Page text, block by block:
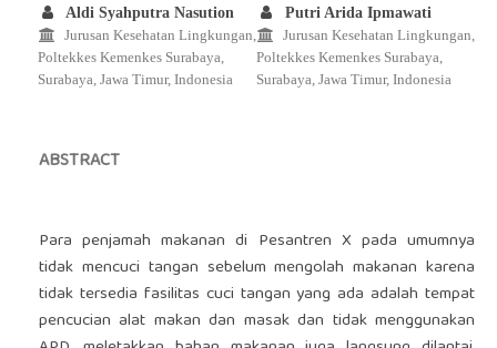
Aldi Syahputra Nasution
Jurusan Kesehatan Lingkungan,
Poltekkes Kemenkes Surabaya,
Surabaya, Jawa Timur, Indonesia
Putri Arida Ipmawati
Jurusan Kesehatan Lingkungan,
Poltekkes Kemenkes Surabaya,
Surabaya, Jawa Timur, Indonesia
ABSTRACT
Para penjamah makanan di Pesantren X pada umumnya
tidak mencuci tangan sebelum mengolah makanan karena
tidak tersedia fasilitas cuci tangan yang ada adalah tempat
pencucian alat makan dan masak dan tidak menggunakan